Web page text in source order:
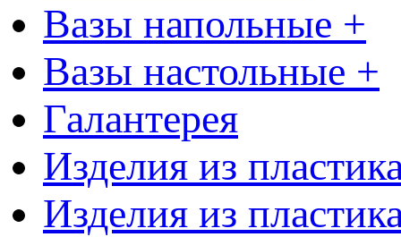
Вазы напольные +
Вазы настольные +
Галантерея
Изделия из
Изделия из